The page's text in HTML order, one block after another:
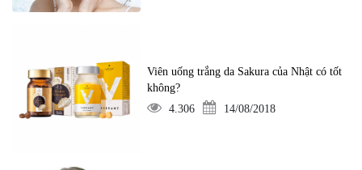
Viên uống trắng da Sakura của Nhật có tốt
không?
4.306
14/08/2018